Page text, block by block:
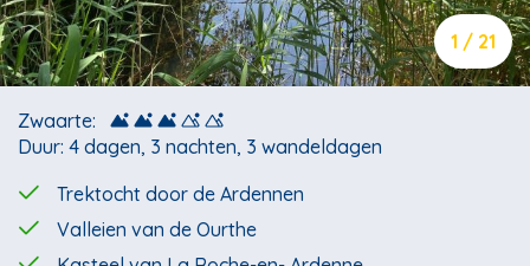
1 / 21
Zwaarte:
Duur: 4 dagen, 3 nachten, 3 wandeldagen
Trektocht door de Ardennen
Valleien van de Ourthe